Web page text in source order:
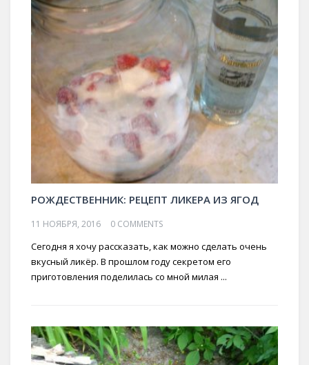
РОЖДЕСТВЕННИК: РЕЦЕПТ ЛИКЕРА ИЗ ЯГОД
11 НОЯБРЯ, 2016 0 COMMENTS
Сегодня я хочу рассказать, как можно сделать очень
вкусный ликёр. В прошлом году секретом его
приготовления поделилась со мной милая ...